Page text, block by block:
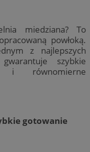
miedziana? To
powłoką.
z najlepszych
szybkie
i równomierne
gotowanie